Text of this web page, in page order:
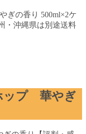
ぎの香り 500ml×2ケ
・沖縄県は別途送料
ップ 華やぎ